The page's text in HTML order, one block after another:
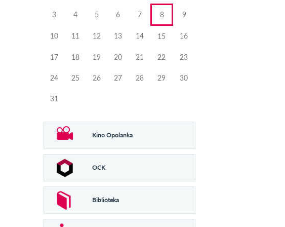
3 4 5 6 7 8 9
10 11 12 13 14 15 16
17 18 19 20 21 22 23
24 25 26 27 28 29 30
31
Kino Opolanka
OCK
Biblioteka